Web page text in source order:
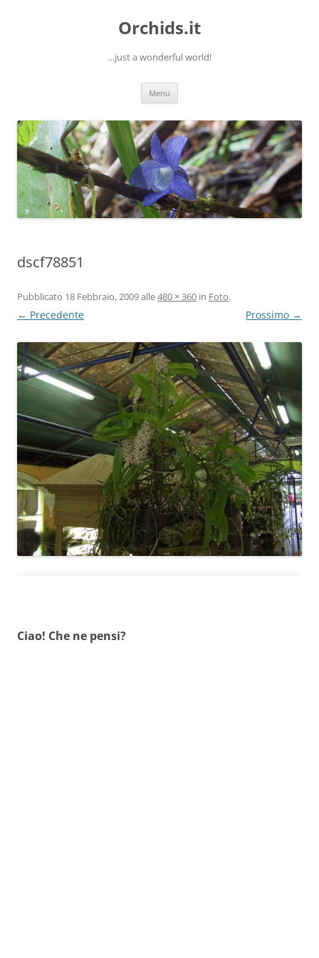
Orchids.it
…just a wonderful world!
Menu
dscf78851
Pubblicato 18 Febbraio, 2009alle480 × 360 in Foto.
← Precedente Prossimo →
Ciao! Che ne pensi?